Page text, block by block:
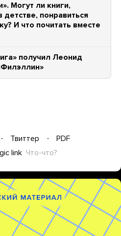
Могут ли книги,
понравиться
И что почитать вместе
получил Леонид
Твиттер
PDF
link Что-что?